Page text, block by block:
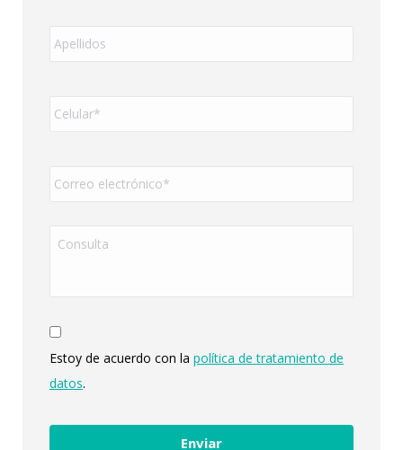
electrónico* *
*
Estoy de acuerdo con la política de tratamiento de
datos.